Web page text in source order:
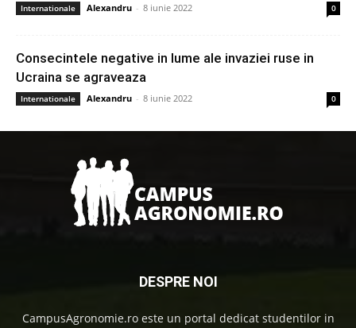
Internationale Alexandru - 8 iunie 2022 0
Consecintele negative in lume ale invaziei ruse in
Ucraina se agraveaza
Internationale Alexandru - 8 iunie 2022 0
DESPRE NOI
CampusAgronomie.ro este un portal dedicat studentilor in